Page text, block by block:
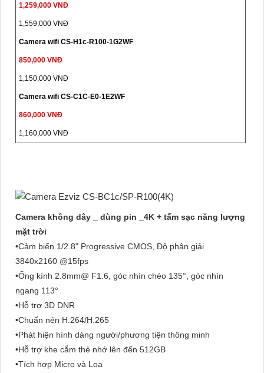
1,259,000 VNĐ
1,559,000 VNĐ
Camera wifi CS-H1c-R100-1G2WF
850,000 VNĐ
1,150,000 VNĐ
Camera wifi CS-C1C-E0-1E2WF
860,000 VNĐ
1,160,000 VNĐ
Camera không dây _ dùng pin _4K + tấm sạc năng lượng
mặt trời
•Cảm biến 1/2.8" Progressive CMOS, Độ phân giải
3840x2160 @15fps
•Ống kính 2.8mm@ F1.6, góc nhìn chéo 135°, góc nhìn
ngang 113°
•Hỗ trợ 3D DNR
•Chuấn nén H.264/H.265
•Phát hiện hình dáng người/phương tiện thông minh
•Hỗ trợ khe cắm thẻ nhớ lên đến 512GB
•Tích hợp Micro và Loa